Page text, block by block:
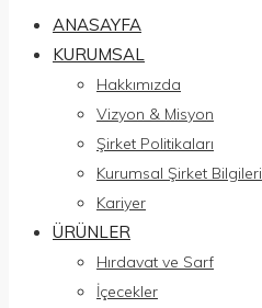
ANASAYFA
KURUMSAL
Hakkımızda
Vizyon & Misyon
Şirket Politikaları
Kurumsal Şirket Bilgileri
Kariyer
ÜRÜNLER
Hırdavat ve Sarf
İçecekler